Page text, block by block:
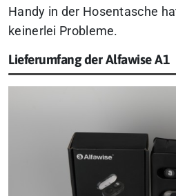
Handy in der Hosentasche
keinerlei Probleme.
Lieferumfang der Alfawise A1